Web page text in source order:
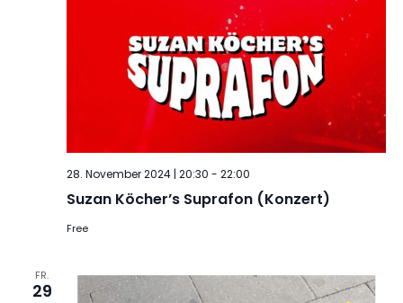
28. November 2024 | 20:30 - 22:00
Suzan Köcher’s Suprafon (Konzert)
Free
FR.
29